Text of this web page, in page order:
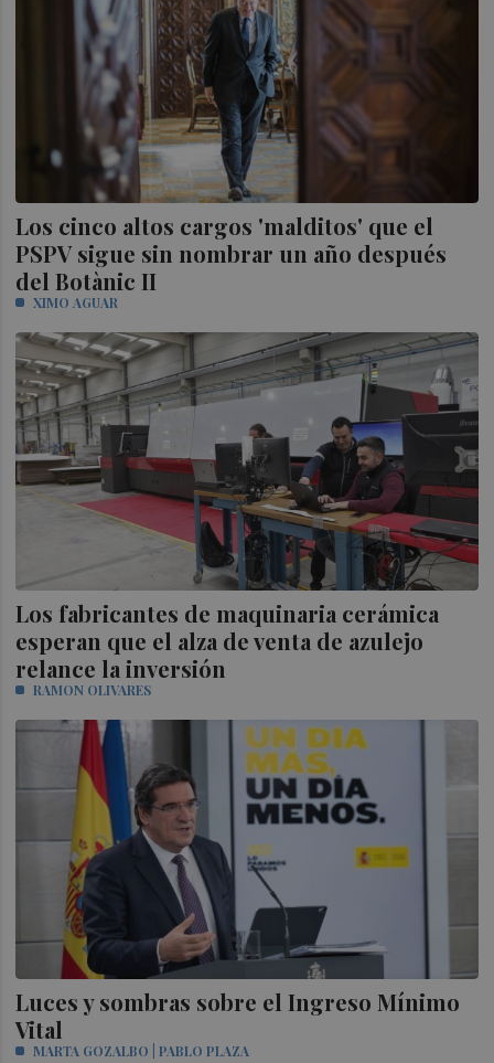
Los cinco altos cargos 'malditos' que el
PSPV sigue sin nombrar un año después
del Botànic II
XIMO AGUAR
Los fabricantes de maquinaria cerámica
esperan que el alza de venta de azulejo
relance la inversión
RAMON OLIVARES
Luces y sombras sobre el Ingreso Mínimo
Vital
MARTA GOZALBO | PABLO PLAZA